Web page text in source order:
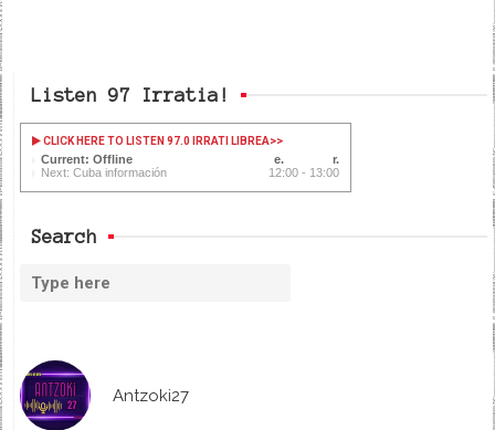
Listen 97 Irratia!
CLICK HERE TO LISTEN 97.0 IRRATI LIBREA>>
Current: Offline
Next: Cuba información
12:00 - 13:00
Search
Antzoki27